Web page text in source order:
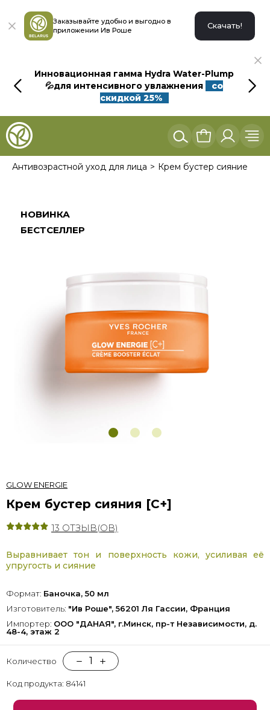
Заказывайте удобно и выгодно в
приложении Ив Роше
Скачать!
Инновационная гамма Hydra Water-Plump
💦для интенсивного увлажнения
со
скидкой 25%
Антивозрастной уход для лица Крем бустер сияние
НОВИНКА
БЕСТСЕЛЛЕР
GLOW ENERGIE
Крем бустер сияния [C+]
13 ОТЗЫВ(ОВ)
Выравнивает тон и поверхность кожи, усиливая её
упругость и сияние
Формат: Баночка, 50 мл
Изготовитель: "Ив Роше", 56201 Ля Гассии, Франция
Импортер: ООО "ДАНАЯ", г.Минск, пр-т Независимости, д.
48-4, этаж 2
Количество 1
Код продукта: 84141